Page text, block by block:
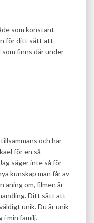
som konstant
för ditt sätt att
som finns där under
och har
för en så
säger inte så för
kunskap man får av
aning om, filmen är
handling. Ditt sätt att
unik. Du är unik
i min familj.